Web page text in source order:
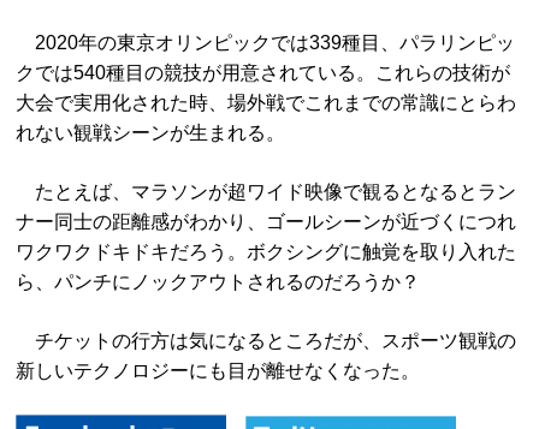
2020年の東京オリンピックでは339種目、パラリンピッ
クでは540種目の競技が用意されている。これらの技術が
大会で実用化された時、場外戦でこれまでの常識にとらわ
れない観戦シーンが生まれる。
たとえば、マラソンが超ワイド映像で観るとなるとラン
ナー同士の距離感がわかり、ゴールシーンが近づくにつれ
ワクワクドキドキだろう。ボクシングに触覚を取り入れた
ら、パンチにノックアウトされるのだろうか？
チケットの行方は気になるところだが、スポーツ観戦の
新しいテクノロジーにも目が離せなくなった。